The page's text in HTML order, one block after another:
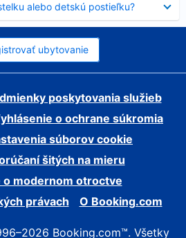
alebo detskú postieľku?
ubytovanie
poskytovania služieb
o ochrane súkromia
súborov cookie
šitých na mieru
o modernom otroctve
právach
O Booking.com
Booking.com™. Všetky